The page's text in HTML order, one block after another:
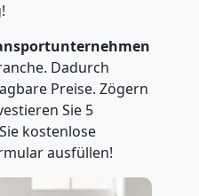
Dadurch
Preise. Zögern
Sie 5
kostenlose
ausfüllen!